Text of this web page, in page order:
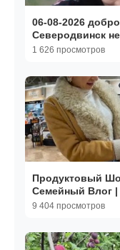
06-08-2026
Северодвинск
1 626 просмотров
Продуктовый
Семейный Влог |
9 404 просмотров